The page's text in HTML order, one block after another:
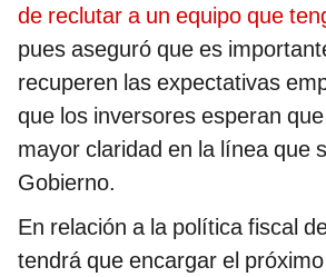
de reclutar a un equipo que
pues aseguró que es
recuperen las expectativas
que los inversores esperan
mayor claridad en la línea que
Gobierno.
En relación a la política fiscal
tendrá que encargar el